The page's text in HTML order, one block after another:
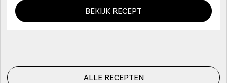
BEKIJK RECEPT
ALLE RECEPTEN